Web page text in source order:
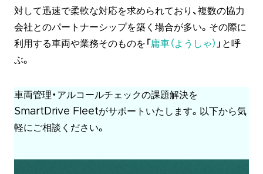
対して迅速で柔軟な対応を求められており、複数の協力
会社とのパートナーシップを築く場合が多い。その際に
利用する車両や業務そのものを「 庸車（ようしゃ） 」と呼
ぶ。
車両管理・アルコールチェックの課題解決を
SmartDrive Fleetがサポートいたします。以下から気
軽にご相談ください。